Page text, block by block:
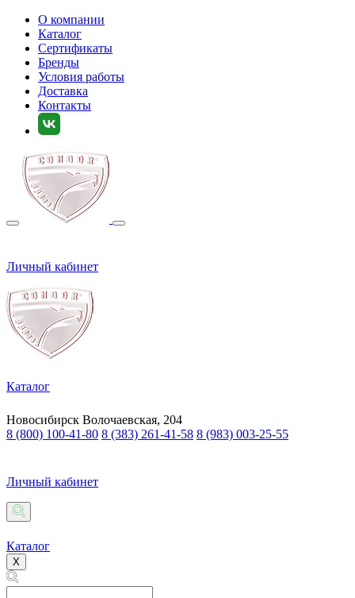
О компании
Каталог
Сертификаты
Бренды
Условия работы
Доставка
Контакты
Личный кабинет
Каталог
Новосибирск Волочаевская, 204
8 (800) 100-41-80 8 (383) 261-41-58 8 (983) 003-25-55
Личный кабинет
Каталог
X